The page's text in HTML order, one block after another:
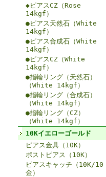
◆ピアスCZ（Rose
14kgf）
●ピアス天然石（White
14kgf）
●ピアス合成石（White
14kgf）
●ピアスCZ（White
14kgf）
●指輪リング（天然石）
（White 14kgf）
●指輪リング（合成石）
（White 14kgf）
●指輪リング（CZ）
（White 14kgf）
10Kイエローゴールド
ピアス金具（10K）
ポストピアス（10K）
ピアスキャッチ（10K/10
金）